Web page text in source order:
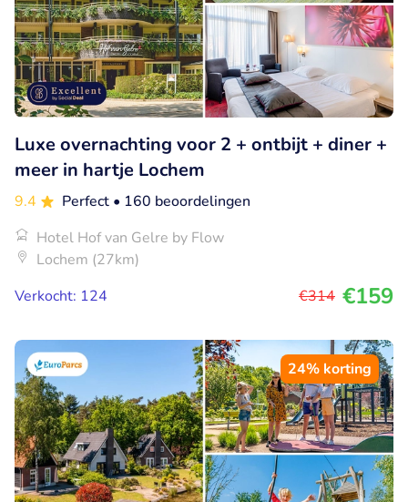
Luxe overnachting voor 2 + ontbijt + diner +
meer in hartje Lochem
9.4 Perfect • 160 beoordelingen
Hotel Hof van Gelre by Flow
Lochem (27km)
Verkocht: 124
€314 €159
24% korting